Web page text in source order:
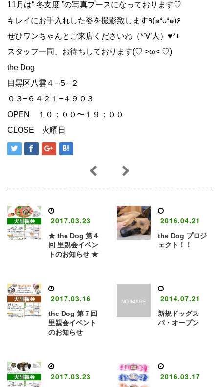
11月は“ 冬支度 ”の写真ブースになっております♡
キレイにお手入れした姿を撮影致します٩(๑❛ᴗ❛๑)۶
ぜひワンちゃんとご来店くださいね（*’∀’人）♥*+
スタッフ一同、お待ちしております(♡ >ω< ♡)
the Dog
目黒区八雲４−５−２
０３−６４２１−４９０３
OPEN １０：００〜１９：００
CLOSE 火曜日
2017.03.23
★ the Dog 第４
回 里親会イベン
トのお知らせ ★
2016.04.21
the Dog プロジ
ェクト！！
2017.03.16
the Dog 第７回
里親会イベント
のお知らせ
2014.07.21
新規ドッグス
パ・オープン
2017.03.23 2016.03.17